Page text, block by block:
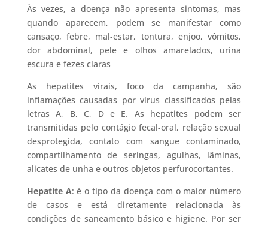
Às vezes, a doença não apresenta sintomas, mas
quando aparecem, podem se manifestar como
cansaço, febre, mal-estar, tontura, enjoo, vômitos,
dor abdominal, pele e olhos amarelados, urina
escura e fezes claras
As hepatites virais, foco da campanha, são
inflamações causadas por vírus classificados pelas
letras A, B, C, D e E. As hepatites podem ser
transmitidas pelo contágio fecal-oral, relação sexual
desprotegida, contato com sangue contaminado,
compartilhamento de seringas, agulhas, lâminas,
alicates de unha e outros objetos perfurocortantes.
Hepatite A: é o tipo da doença com o maior número
de casos e está diretamente relacionada às
condições de saneamento básico e higiene. Por ser